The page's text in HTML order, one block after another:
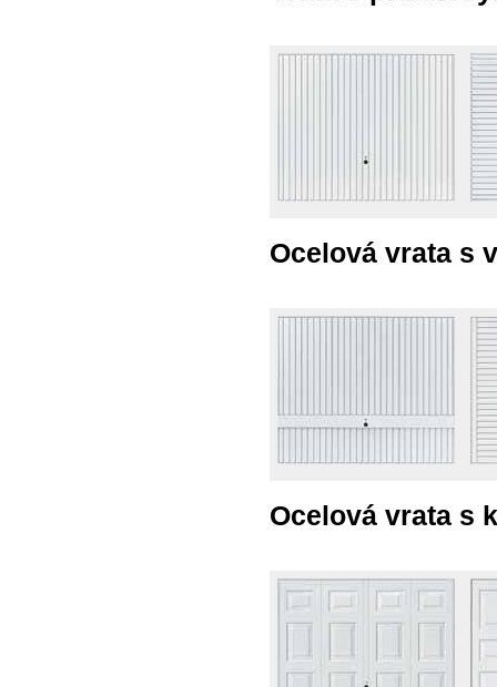
Ocelová vrata s
Ocelová vrata s